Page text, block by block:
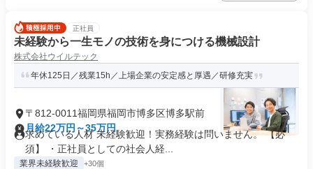
正社員
未経験から一生モノの技術を身につける機械設計
株式会社ウイルテック
年休125日／残業15h／上場企業の安定感と厚遇／研修充実
〒812-0011福岡県福岡市博多区博多駅前
月給22万円～35万円
求めている人材 未経験歓迎！実務経験は問いません。 【必
須】 ・正社員としての社会人経...
業界未経験歓迎 +30個